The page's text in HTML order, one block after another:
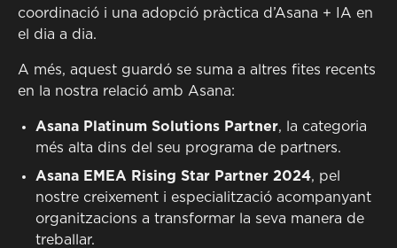
coordinació i una adopció pràctica d’Asana + IA en
el dia a dia.
A més, aquest guardó se suma a altres fites recents
en la nostra relació amb Asana:
Asana Platinum Solutions Partner, la categoria
més alta dins del seu programa de partners.
Asana EMEA Rising Star Partner 2024, pel
nostre creixement i especialització acompanyant
organitzacions a transformar la seva manera de
treballar.